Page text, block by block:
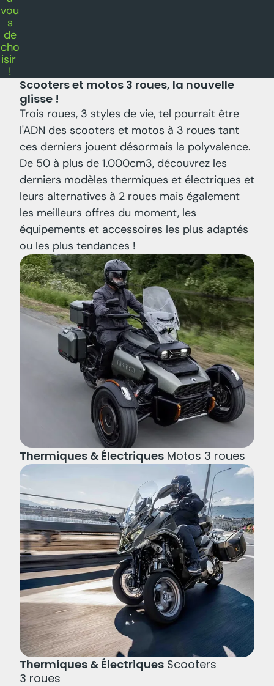
oot
ers
2
ou
3 r
ou
Scooters et motos 3 roues, la nouvelle
glisse !
Trois roues, 3 styles de vie, tel pourrait être
l'ADN des scooters et motos à 3 roues tant
ces derniers jouent désormais la polyvalence.
De 50 à plus de 1.000cm3, découvrez les
derniers modèles thermiques et électriques et
leurs alternatives à 2 roues mais également
les meilleurs offres du moment, les
équipements et accessoires les plus adaptés
ou les plus tendances !
Thermiques & ÉlectriquesMotos 3 roues